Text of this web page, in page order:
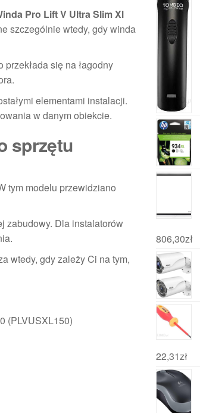
Pro Lift V Ultra Slim Xl
szczególnie wtedy, gdy winda
przekłada się na łagodny
elementami instalacji.
w danym obiekcie.
sprzętu
tym modelu przewidziano
zabudowy. Dla instalatorów
wtedy, gdy zależy Ci na tym,
(PLVUSXL150)
806,30zł
22,31zł